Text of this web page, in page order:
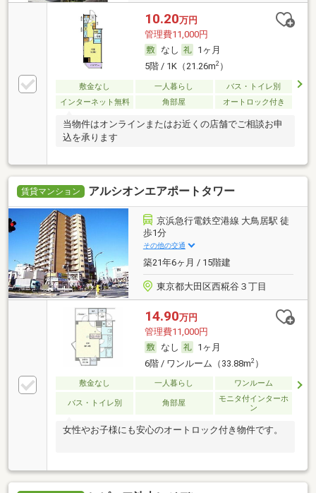
10.20万円
管理費11,000円
なし
1ヶ月
5階 / 1K（21.26m2）
敷金なし 一人暮らし
バス・トイレ別
インターネット無料
角部屋 オートロック付き
当物件はオンラインまたはお近くの店舗でご相談お申
込を承ります
賃貸マンション アルシオンエアポートタワー
京浜急行電鉄空港線 大鳥居駅 徒
歩1分
その他の交通
築21年6ヶ月 / 15階建
東京都大田区西糀谷３丁目
14.90万円
管理費11,000円
なし
1ヶ月
6階 / ワンルーム（33.88m2）
敷金なし 一人暮らし ワンルーム
バス・トイレ別 角部屋
モニタ付インターホ
ン
女性やお子様にも安心のオートロック付き物件です。